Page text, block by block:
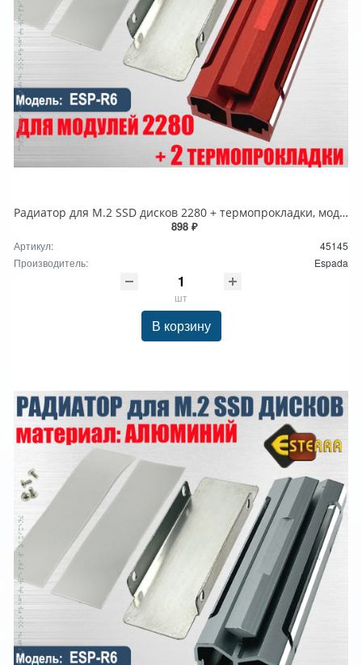
Радиатор для M.2 SSD дисков 2280 + термопрокладки, модель EPS-R6 Espada алюминиевый, цвет красный
898 ₽
Артикул:
45145
Производитель:
Espada
шт
В корзину